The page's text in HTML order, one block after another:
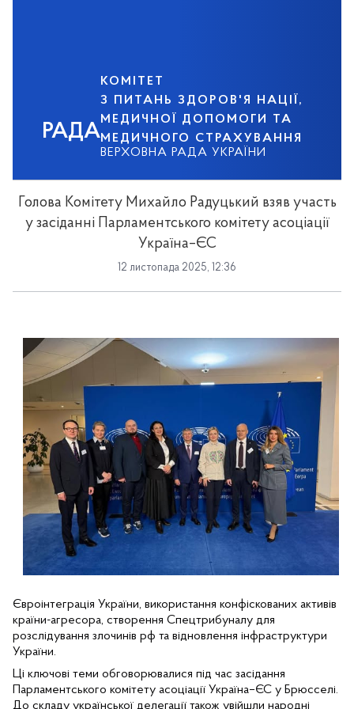
РАДА
КОМІТЕТ
З ПИТАНЬ ЗДОРОВ'Я НАЦІЇ,
МЕДИЧНОЇ ДОПОМОГИ ТА
МЕДИЧНОГО СТРАХУВАННЯ
ВЕРХОВНА РАДА УКРАЇНИ
Голова Комітету Михайло Радуцький взяв участь
у засіданні Парламентського комітету асоціації
Україна–ЄС
12 листопада 2025, 12:36
Євроінтеграція України, використання конфіскованих активів
країни-агресора, створення Спецтрибуналу для
розслідування злочинів рф та відновлення інфраструктури
України.
Ці ключові теми обговорювалися під час засідання
Парламентського комітету асоціації Україна–ЄС у Брюсселі.
До складу української делегації також увійшли народні